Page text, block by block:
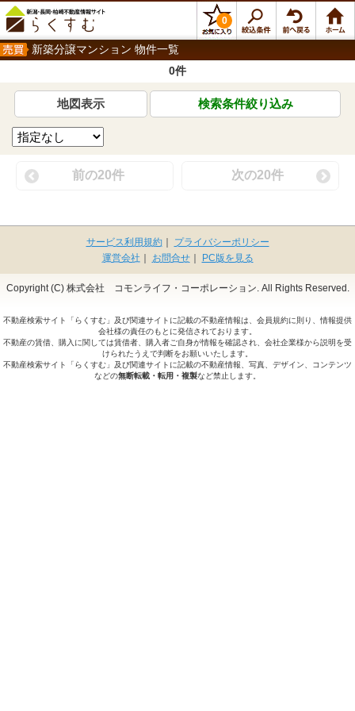
0
新築分譲マンション 物件一覧
0件
地図表示 検索条件絞り込み
前の20件 次の20件
サービス利用規約｜
プライバシーポリシー
運営会社 ｜ お問合せ｜ PC版を見る
Copyright (C) 株式会社 コモンライフ・コーポレーション. All Rights Reserved.
不動産検索サイト「らくすむ」及び関連サイトに記載の不動産情報は、会員規約に則り、情報提供
会社様の責任のもとに発信されております。
不動産の賃借、購入に関しては賃借者、購入者ご自身が情報を確認され、会社企業様から説明を受
けられたうえで判断をお願いいたします。
不動産検索サイト「らくすむ」及び関連サイトに記載の不動産情報、写真、デザイン、コンテンツ
などの無断転載・転用・複製など禁止します。